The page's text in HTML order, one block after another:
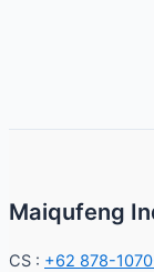
Maiqufeng
CS : +62 878-